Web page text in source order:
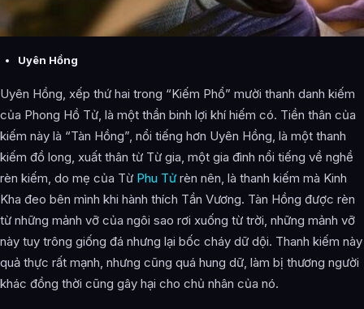
Uyên Hồng
Uyên Hồng, xếp thứ hai trong “Kiếm Phổ” mười thanh danh kiếm
của Phong Hồ Tử, là một thần binh lợi khí hiếm có. Tiền thân của
kiếm này là “Tàn Hồng”, nổi tiếng hơn Uyên Hồng, là một thanh
kiếm đồ long, xuất thân từ Từ gia, một gia đình nổi tiếng về nghề
rèn kiếm, do mẹ của Từ Phu Tử rèn nên, là thanh kiếm mà Kinh
Kha đeo bên mình khi hành thích Tần Vương. Tàn Hồng được rèn
từ những mảnh vỡ của ngôi sao rơi xuống từ trời, những mảnh vỡ
này tuy trông giống đá nhưng lại bốc cháy dữ dội. Thanh kiếm này
quả thực rất mạnh, nhưng cũng quá hung dữ, làm bị thương người
khác đồng thời cũng gây hại cho chủ nhân của nó.